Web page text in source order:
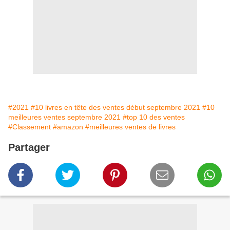
#2021 #10 livres en tête des ventes début septembre 2021 #10
meilleures ventes septembre 2021 #top 10 des ventes
#Classement #amazon #meilleures ventes de livres
Partager